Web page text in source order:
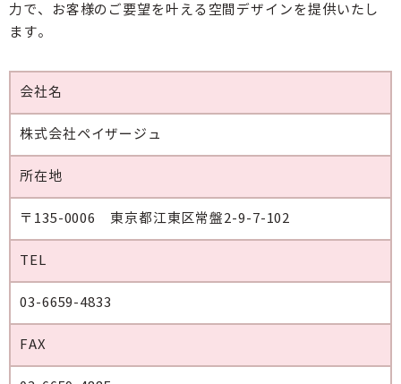
力で、お客様のご要望を叶える空間デザインを提供いたし
ます。
会社名
株式会社ペイザージュ
所在地
〒135-0006 東京都江東区常盤2-9-7-102
TEL
03-6659-4833
FAX